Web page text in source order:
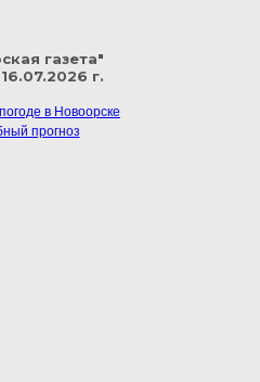
газета"
г.
в Новоорске
прогноз